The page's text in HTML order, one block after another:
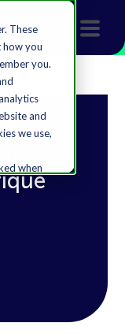
These
how you
you.
and
we use,
when
in your
au